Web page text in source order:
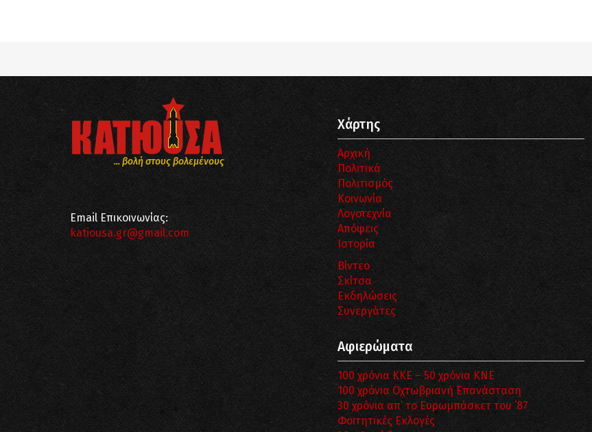
... βολή στους βολεμένους
Email Επικοινωνίας:
katiousa.gr@gmail.com
Χάρτης
Αρχική
Πολιτικά
Πολιτισμός
Κοινωνία
Λογοτεχνία
Απόψεις
Ιστορία
Βίντεο
Σκίτσα
Εκδηλώσεις
Συνεργάτες
Αφιερώματα
100 χρόνια ΚΚΕ – 50 χρόνια ΚΝΕ
100 χρόνια Οχτωβριανή Επανάσταση
30 χρόνια απ’ το Ευρωμπάσκετ του ΄87
Φοιτητικές Εκλογές